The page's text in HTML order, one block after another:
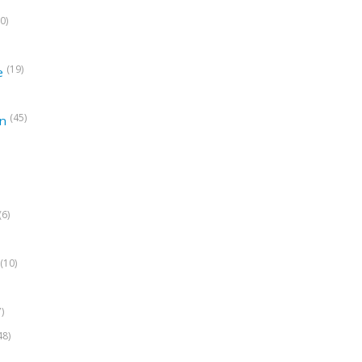
(19)
(45)
(10)